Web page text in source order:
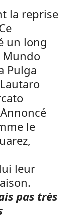
la reprise
un long
Mundo
Pulga
le
leur
pas très